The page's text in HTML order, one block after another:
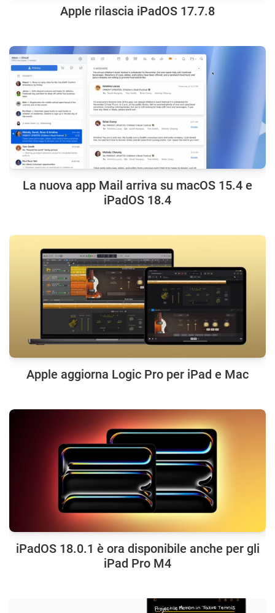
Apple rilascia iPadOS 17.7.8
La nuova app Mail arriva su macOS 15.4 e
iPadOS 18.4
Apple aggiorna Logic Pro per iPad e Mac
iPadOS 18.0.1 è ora disponibile anche per gli
iPad Pro M4